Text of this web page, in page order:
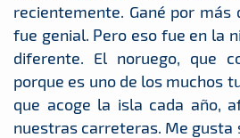
recientemente. Gané por más
fue genial. Pero eso fue en la
diferente. El noruego, que
porque es uno de los muchos
que acoge la isla cada año,
nuestras carreteras. Me gusta